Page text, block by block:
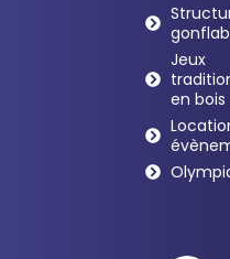
Jeux
en bois